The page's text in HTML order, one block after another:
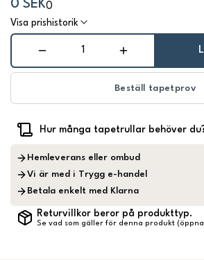
0 SEK0
Visa prishistorik
Beställ tapetprov
Hur många tapetrullar behöver
Hemleverans eller ombud
Vi är med i Trygg e-handel
Betala enkelt med Klarna
Returvillkor beror på produkttyp.
Se vad som gäller för denna produkt